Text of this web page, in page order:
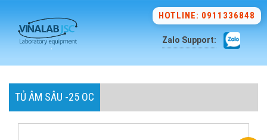
HOTLINE: 0911336848
Zalo Support:
TỦ ÂM SÂU -25 OC